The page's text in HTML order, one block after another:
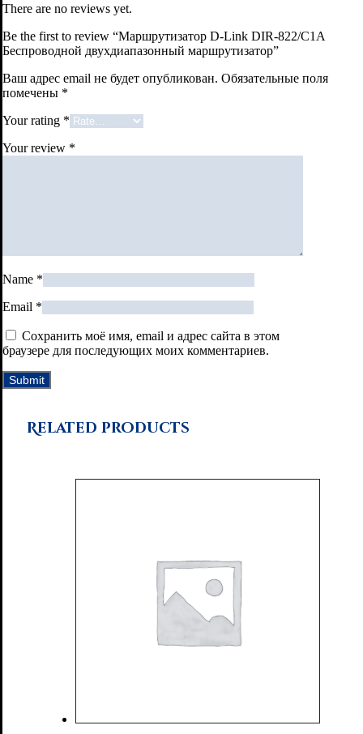
There are no reviews yet.
Be the first to review “Маршрутизатор D-Link DIR-822/C1A
Беспроводной двухдиапазонный маршрутизатор”
Ваш адрес email не будет опубликован. Обязательные поля
помечены *
Your rating *
Your review *
Name *
Email *
Сохранить моё имя, email и адрес сайта в этом
браузере для последующих моих комментариев.
Related products